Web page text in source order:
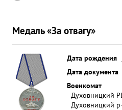
Медаль «За отвагу»
Дата рождения
Дата документа
Военкомат
Духовницкий
Духовницкий